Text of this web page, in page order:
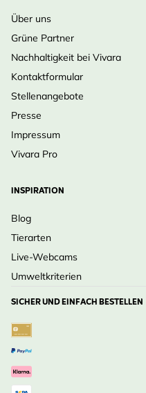
Über uns
Grüne Partner
Nachhaltigkeit bei Vivara
Kontaktformular
Stellenangebote
Presse
Impressum
Vivara Pro
INSPIRATION
Blog
Tierarten
Live-Webcams
Umweltkriterien
SICHER UND EINFACH BESTELLEN